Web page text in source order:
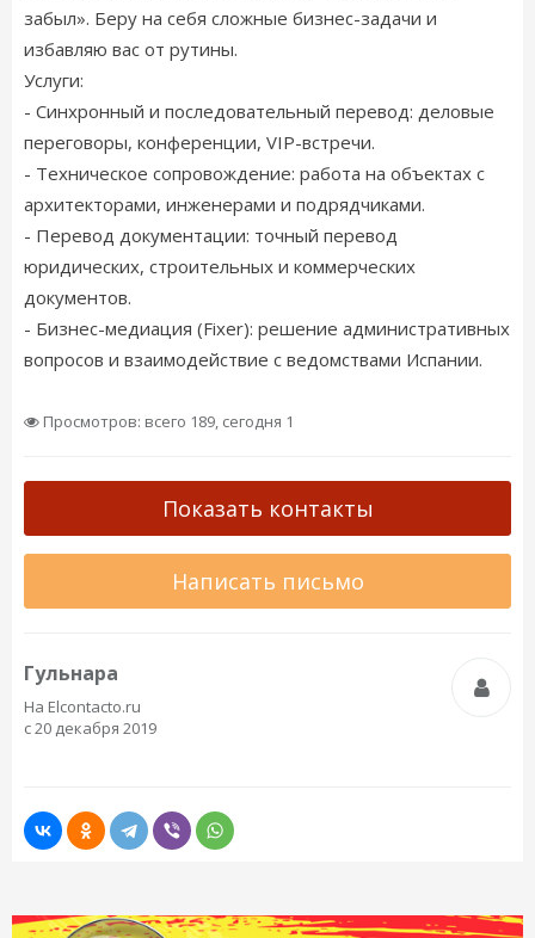
забыл». Беру на себя сложные бизнес-задачи и
избавляю вас от рутины.
Услуги:
- Синхронный и последовательный перевод: деловые
переговоры, конференции, VIP-встречи.
- Техническое сопровождение: работа на объектах с
архитекторами, инженерами и подрядчиками.
- Перевод документации: точный перевод
юридических, строительных и коммерческих
документов.
- Бизнес-медиация (Fixer): решение административных
вопросов и взаимодействие с ведомствами Испании.
Просмотров: всего 189, сегодня 1
Показать контакты
Написать письмо
Гульнара
На Elcontacto.ru
с 20 декабря 2019